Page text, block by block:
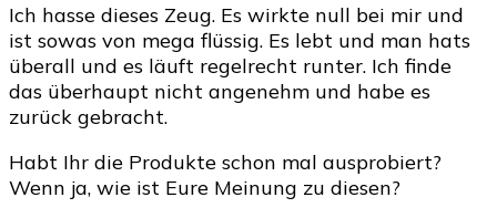
Ich hasse dieses Zeug. Es wirkte null bei mir und
ist sowas von mega flüssig. Es lebt und man hats
überall und es läuft regelrecht runter. Ich finde
das überhaupt nicht angenehm und habe es
zurück gebracht.
Habt Ihr die Produkte schon mal ausprobiert?
Wenn ja, wie ist Eure Meinung zu diesen?